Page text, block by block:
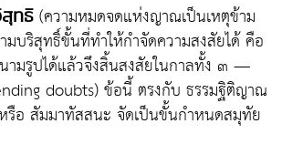
ทธิ (ความหมดจดแห่งญาณเป็นเหตุข้าม
บริสุทธิ์ขั้นที่ทำให้กำจัดความสงสัยได้ คือ
ามรูปได้แล้วจึงสิ้นสงสัยในกาลทั้ง ๓ —
doubts) ข้อนี้ ตรงกับ ธรรมฐิติญาณ
อ สัมมาทัสสนะ จัดเป็นขั้นกำหนดสมุทัย